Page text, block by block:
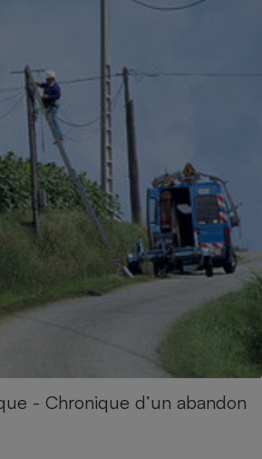
- Chronique d’un abandon